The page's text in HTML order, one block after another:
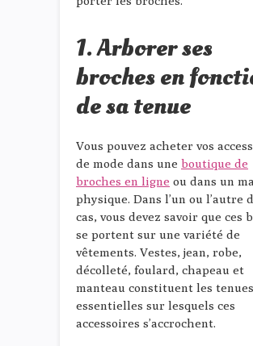
1. Arborer ses
broches en
de sa tenue
Vous pouvez acheter vos
de mode dans une boutique de
broches en ligne ou dans un
physique. Dans l’un ou l’autre
cas, vous devez savoir que ces
se portent sur une variété de
vêtements. Vestes, jean, robe,
décolleté, foulard, chapeau et
manteau constituent les tenues
essentielles sur lesquels ces
accessoires s’accrochent.